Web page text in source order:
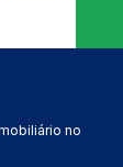
no